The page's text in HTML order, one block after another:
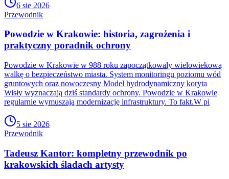
6 sie 2026
Przewodnik
Powodzie w Krakowie: historia, zagrożenia i
praktyczny poradnik ochrony
Powodzie w Krakowie w 988 roku zapoczątkowały wielowiekową
walkę o bezpieczeństwo miasta. System monitoringu poziomu wód
gruntowych oraz nowoczesny Model hydrodynamiczny koryta
Wisły wyznaczają dziś standardy ochrony. Powodzie w Krakowie
regularnie wymuszają modernizację infrastruktury. To fakt.W pi
5 sie 2026
Przewodnik
Tadeusz Kantor: kompletny przewodnik po
krakowskich śladach artysty